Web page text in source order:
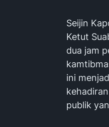
Seijin
Ketut
dua jam
ini
publik